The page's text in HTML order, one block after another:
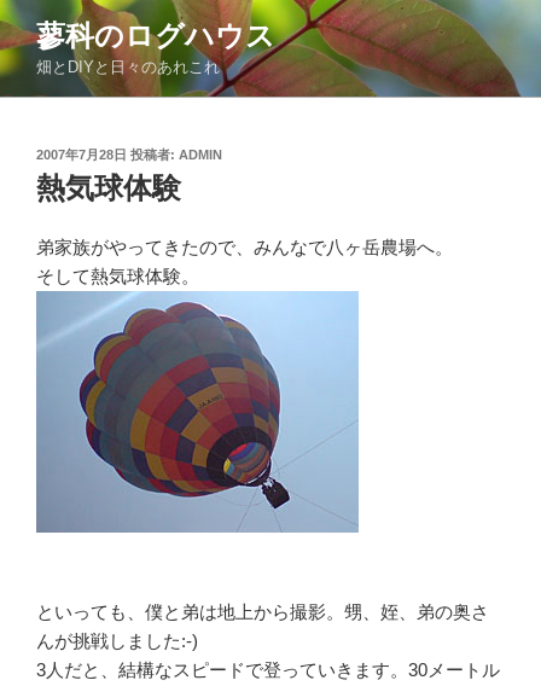
コ
ン
テ
ン
蓼科のログハウス
畑とDIYと日々のあれこれ
投
稿
日:
2007年7月28日 投稿者: ADMIN
熱気球体験
弟家族がやってきたので、みんなで八ヶ岳農場へ。
そして熱気球体験。
といっても、僕と弟は地上から撮影。甥、姪、弟の奥さ
んが挑戦しました:-)
3人だと、結構なスピードで登っていきます。30メートル